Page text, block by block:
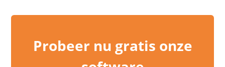
Probeer nu gratis onze